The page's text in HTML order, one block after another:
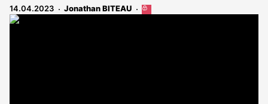
14.04.2023 Jonathan BITEAU
Cet